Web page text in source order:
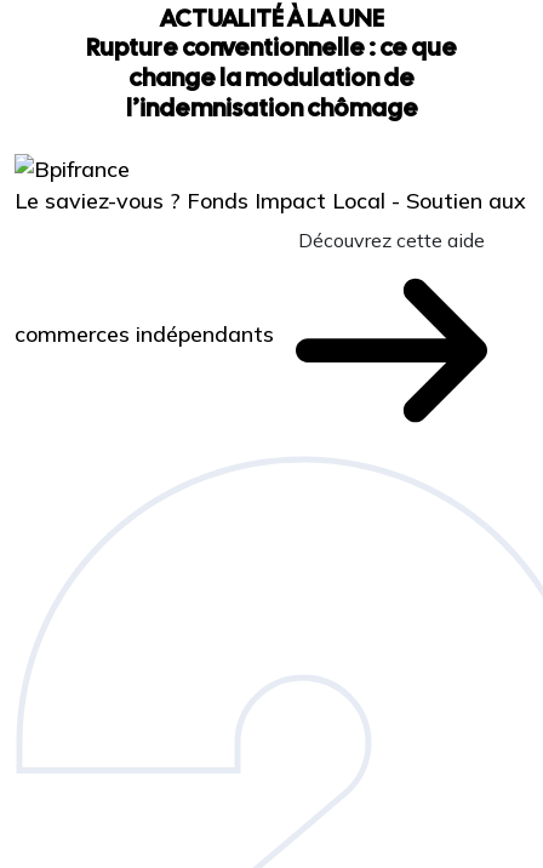
ACTUALITÉ À LA UNE
Rupture conventionnelle : ce que
change la modulation de
l’indemnisation chômage
Le saviez-vous ? Fonds Impact Local - Soutien aux
commerces indépendants
Découvrez cette aide